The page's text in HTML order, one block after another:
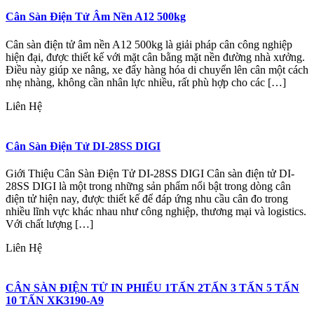
Cân Sàn Điện Tử Âm Nền A12 500kg
Cân sàn điện tử âm nền A12 500kg là giải pháp cân công nghiệp
hiện đại, được thiết kế với mặt cân bằng mặt nền đường nhà xưởng.
Điều này giúp xe nâng, xe đẩy hàng hóa di chuyển lên cân một cách
nhẹ nhàng, không cần nhân lực nhiều, rất phù hợp cho các […]
Liên Hệ
Cân Sàn Điện Tử DI-28SS DIGI
Giới Thiệu Cân Sàn Điện Tử DI-28SS DIGI Cân sàn điện tử DI-
28SS DIGI là một trong những sản phẩm nổi bật trong dòng cân
điện tử hiện nay, được thiết kế để đáp ứng nhu cầu cân đo trong
nhiều lĩnh vực khác nhau như công nghiệp, thương mại và logistics.
Với chất lượng […]
Liên Hệ
CÂN SÀN ĐIỆN TỬ IN PHIẾU 1TẤN 2TẤN 3 TẤN 5 TẤN
10 TẤN XK3190-A9